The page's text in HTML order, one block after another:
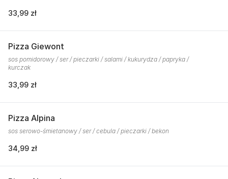
33,99 zł
Pizza Giewont
sos pomidorowy / ser / pieczarki / salami / kukurydza / papryka /
kurczak
33,99 zł
Pizza Alpina
sos serowo-śmietanowy / ser / cebula / pieczarki / bekon
34,99 zł